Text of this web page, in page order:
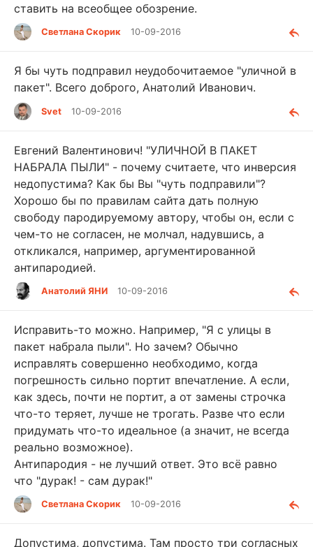
ставить на всеобщее обозрение.
Светлана Скорик 10-09-2016
Я бы чуть подправил неудобочитаемое "уличной в
пакет". Всего доброго, Анатолий Иванович.
Svet 10-09-2016
Евгений Валентинович! "УЛИЧНОЙ В ПАКЕТ
НАБРАЛА ПЫЛИ" - почему считаете, что инверсия
недопустима? Как бы Вы "чуть подправили"?
Хорошо бы по правилам сайта дать полную
свободу пародируемому автору, чтобы он, если с
чем-то не согласен, не молчал, надувшись, а
откликался, например, аргументированной
антипародией.
Анатолий ЯНИ 10-09-2016
Исправить-то можно. Например, "Я с улицы в
пакет набрала пыли". Но зачем? Обычно
исправлять совершенно необходимо, когда
погрешность сильно портит впечатление. А если,
как здесь, почти не портит, а от замены строчка
что-то теряет, лучше не трогать. Разве что если
придумать что-то идеальное (а значит, не всегда
реально возможное).
Антипародия - не лучший ответ. Это всё равно
что "дурак! - сам дурак!"
Светлана Скорик 10-09-2016
Допустима, допустима. Там просто три согласных